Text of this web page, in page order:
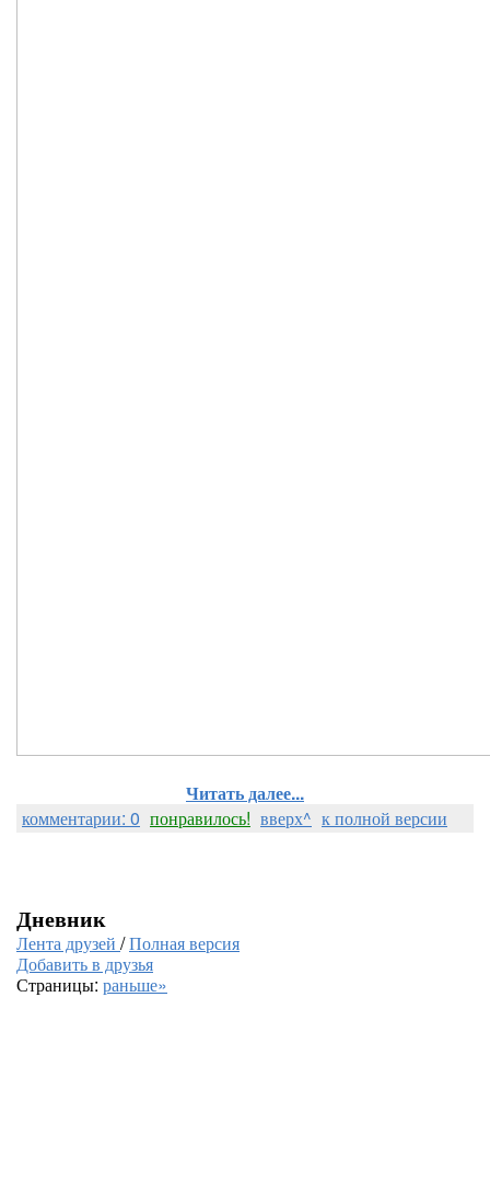
Читать далее...
комментарии: 0 понравилось! вверх^ к полной версии
Дневник
Лента друзей /Полная версия
Добавить в друзья
Страницы: раньше»